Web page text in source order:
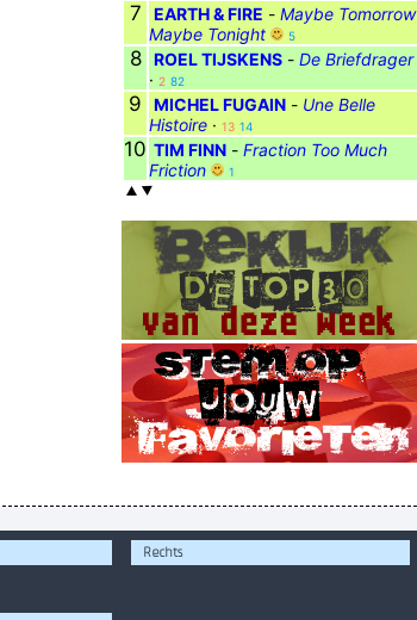
7 EARTH & FIRE - Maybe Tomorrow
Maybe Tonight
5
8 ROEL TIJSKENS - De Briefdrager
· 2 82
9 MICHEL FUGAIN - Une Belle
Histoire · 13 14
10 TIM FINN - Fraction Too Much
Friction
1
Rechts